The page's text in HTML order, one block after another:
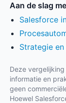
Aan de slag
Salesforce
Strategie
Deze
informatie en
geen
Hoewel